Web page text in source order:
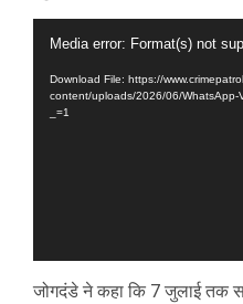
Media error: Format(s) not
Download File: https://
content/uploads/2026/06/
_=1
जोगदंडे ने कहा कि 7 जुलाई तक